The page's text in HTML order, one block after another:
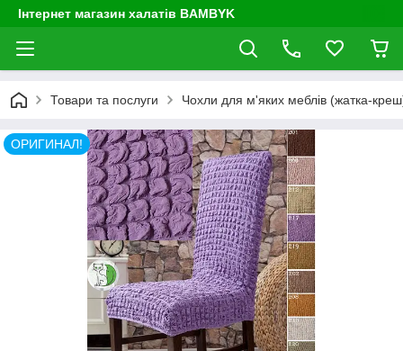
Інтернет магазин халатів BAMBYK
Товари та послуги Чохли для м'яких меблів (жатка-
ОРИГИНАЛ!